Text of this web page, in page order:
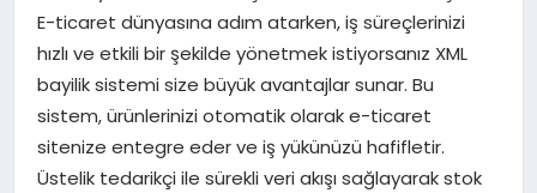
TEKNOLOJI
MAGAZIN
E-ticaret dünyasına adım atarken, iş süreçlerinizi
hızlı ve etkili bir şekilde yönetmek istiyorsanız XML
bayilik sistemi size büyük avantajlar sunar. Bu
sistem, ürünlerinizi otomatik olarak e-ticaret
sitenize entegre eder ve iş yükünüzü hafifletir.
Üstelik tedarikçi ile sürekli veri akışı sağlayarak stok